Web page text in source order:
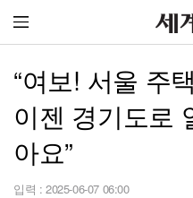
“여보! 서울 주
이젠 경기도로
아요”
입력 : 2025-06-07 06:00